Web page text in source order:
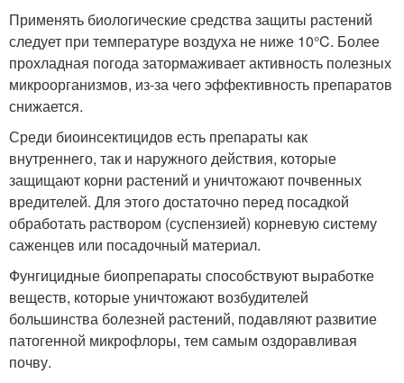
Применять биологические средства защиты растений
следует при температуре воздуха не ниже 10°C. Более
прохладная погода затормаживает активность полезных
микроорганизмов, из-за чего эффективность препаратов
снижается.
Среди биоинсектицидов есть препараты как
внутреннего, так и наружного действия, которые
защищают корни растений и уничтожают почвенных
вредителей. Для этого достаточно перед посадкой
обработать раствором (суспензией) корневую систему
саженцев или посадочный материал.
Фунгицидные биопрепараты способствуют выработке
веществ, которые уничтожают возбудителей
большинства болезней растений, подавляют развитие
патогенной микрофлоры, тем самым оздоравливая
почву.